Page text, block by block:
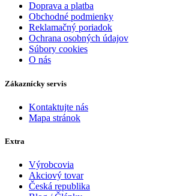
Doprava a platba
Obchodné podmienky
Reklamačný poriadok
Ochrana osobných údajov
Súbory cookies
O nás
Zákaznícky servis
Kontaktujte nás
Mapa stránok
Extra
Výrobcovia
Akciový tovar
Česká republika